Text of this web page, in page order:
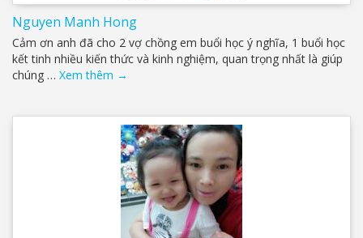
Nguyen Manh Hong
Cảm ơn anh đã cho 2 vợ chồng em buổi học ý nghĩa, 1 buổi học
kết tinh nhiều kiến thức và kinh nghiệm, quan trọng nhất là giúp
chúng … Xem thêm →